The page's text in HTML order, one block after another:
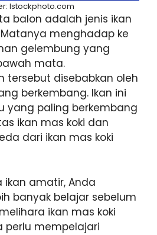
Istockphoto.com
balon adalah jenis ikan
menghadap ke
gelembung yang
mata.
tersebut disebabkan oleh
berkembang. Ikan ini
yang paling berkembang
ikan mas koki dan
dari ikan mas koki
ikan amatir, Anda
banyak belajar sebelum
ikan mas koki
perlu mempelajari